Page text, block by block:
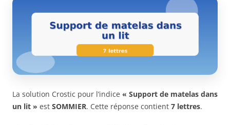
La solution Crostic pour l’indice « Support de matelas dans
un lit » est SOMMIER. Cette réponse contient 7 lettres.